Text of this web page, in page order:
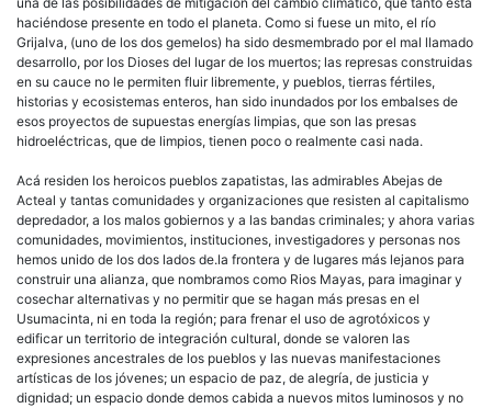
haciéndose presente en todo el planeta. Como si fuese un mito, el río
Grijalva, (uno de los dos gemelos) ha sido desmembrado por el mal llamado
desarrollo, por los Dioses del lugar de los muertos; las represas construidas
en su cauce no le permiten fluir libremente, y pueblos, tierras fértiles,
historias y ecosistemas enteros, han sido inundados por los embalses de
esos proyectos de supuestas energías limpias, que son las presas
hidroeléctricas, que de limpios, tienen poco o realmente casi nada.
Acá residen los heroicos pueblos zapatistas, las admirables Abejas de
Acteal y tantas comunidades y organizaciones que resisten al capitalismo
depredador, a los malos gobiernos y a las bandas criminales; y ahora varias
comunidades, movimientos, instituciones, investigadores y personas nos
hemos unido de los dos lados de.la frontera y de lugares más lejanos para
construir una alianza, que nombramos como Rios Mayas, para imaginar y
cosechar alternativas y no permitir que se hagan más presas en el
Usumacinta, ni en toda la región; para frenar el uso de agrotóxicos y
edificar un territorio de integración cultural, donde se valoren las
expresiones ancestrales de los pueblos y las nuevas manifestaciones
artísticas de los jóvenes; un espacio de paz, de alegría, de justicia y
dignidad; un espacio donde demos cabida a nuevos mitos luminosos y no